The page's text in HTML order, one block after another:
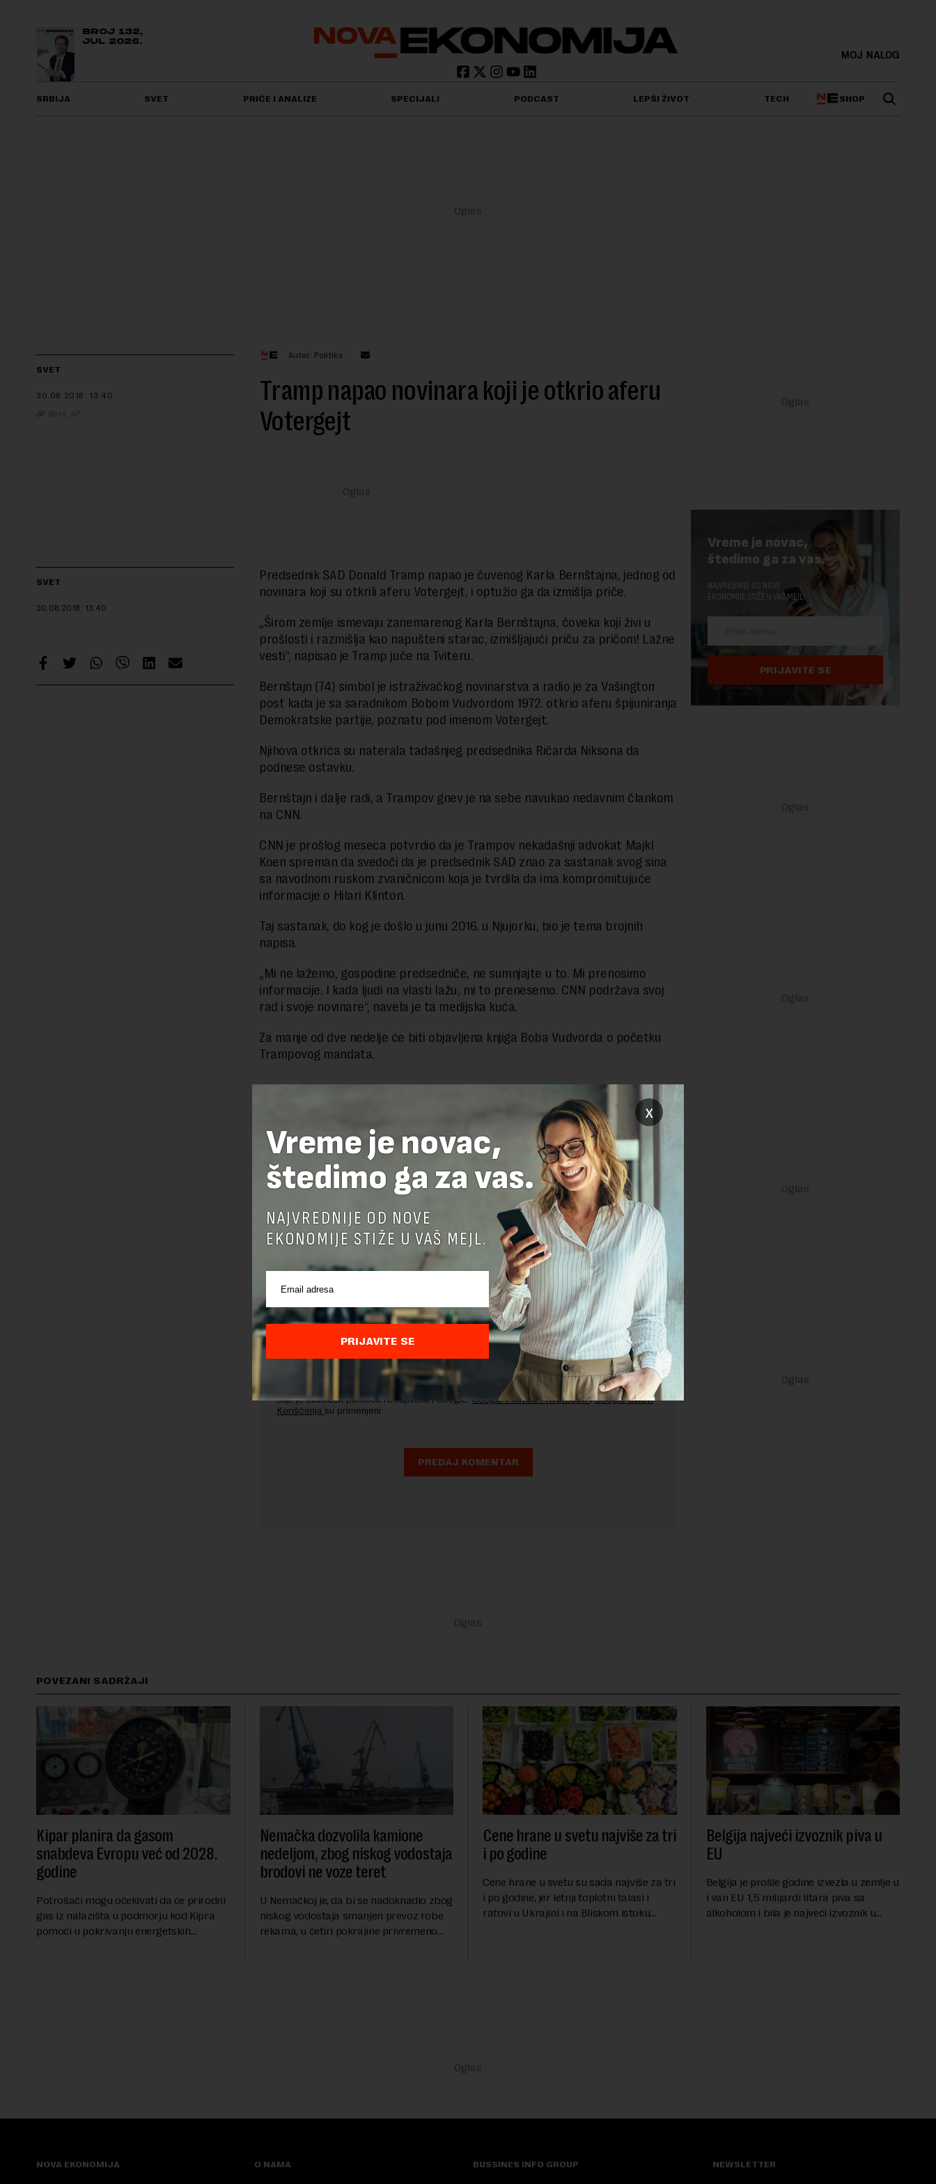
BROJ 132,
JUL 2026.
MOJ NALOG
SRBIJA SVET PRIČE I ANALIZE SPECIJALI PODCAST LEPŠI ŽIVOT TECH SHOP
SVET
30.08.2018. 13:40
Beta, AP
Autor: Politika
Tramp napao novinara koji je otkrio aferu
Votergejt
SVET
30.08.2018. 13:40
Predsednik SAD Donald Tramp napao je čuvenog Karla Bernštajna, jednog od
novinara koji su otkrili aferu Votergejt, i optužio ga da izmišlja priče.
„Širom zemlje ismevaju zanemarenog Karla Bernštajna, čoveka koji živi u
prošlosti i razmišlja kao napušteni starac, izmišljajući priču za pričom! Lažne
vesti“, napisao je Tramp juče na Tviteru.
Bernštajn (74) simbol je istraživačkog novinarstva a radio je za Vašington
post kada je sa saradnikom Bobom Vudvordom 1972. otkrio aferu špijuniranja
Demokratske partije, poznatu pod imenom Votergejt.
Njihova otkrića su naterala tadašnjeg predsednika Ričarda Niksona da
podnese ostavku.
Bernštajn i dalje radi, a Trampov gnev je na sebe navukao nedavnim člankom
na CNN.
CNN je prošlog meseca potvrdio da je Trampov nekadašnji advokat Majkl
Koen spreman da svedoči da je predsednik SAD znao za sastanak svog sina
sa navodnom ruskom zvaničnicom koja je tvrdila da ima kompromitujuće
informacije o Hilari Klinton.
Taj sastanak, do kog je došlo u junu 2016. u Njujorku, bio je tema brojnih
napisa.
„Mi ne lažemo, gospodine predsedniče, ne sumnjajte u to. Mi prenosimo
informacije. I kada ljudi na vlasti lažu, mi to prenesemo. CNN podržava svoj
rad i svoje novinare“, navela je ta medijska kuća.
Za manje od dve nedelje će biti objavljena knjiga Boba Vudvorda o početku
Trampovog mandata.
Preuzimanje delova teksta je dozvoljeno, ali uz obavezno navođenje izvora i uz postavljanje linka
Pre slanja komentara, molimo vas da se upoznate sa
pravilima komentarisanja i pravilima
Sajt je zaštićen pomocu reCaptcha i Google. Google Politika PrivatnostiiGoogle Uslovi
Korišćenja su primenjeni.
Vreme je novac,
štedimo ga za vas.
NAJVREDNIJE OD NOVE
EKONOMIJE STIŽE U VAŠ MEJL.
PRIJAVITE SE
POVEZANI SADRŽAJI
Kipar planira da gasom
snabdeva Evropu već od 2028.
godine
Potrošači mogu očekivati da će prirodni
gas iz nalazišta u podmorju kod Kipra
pomoći u pokrivanju energetskih
Nemačka dozvolila kamione
nedeljom, zbog niskog vodostaja
brodovi ne voze teret
U Nemačkoj je, da bi se nadoknadio zbog
niskog vodostaja smanjen prevoz robe
rekama, u četiri pokrajine privremeno
Cene hrane u svetu najviše za tri
i po godine
Cene hrane u svetu su sada najviše za tri
i po godine, jer letnji toplotni talasi i
ratovi u Ukrajini i na Bliskom istoku
Belgija najveći izvoznik piva u
EU
Belgija je prošle godine izvezla u zemlje u
i van EU 1,5 milijardi litara piva sa
alkoholom i bila je najveći izvoznik u
NOVA EKONOMIJA O NAMA BUSSINES INFO GROUP NEWSLETTER
x
Vreme je novac,
štedimo ga za vas.
NAJVREDNIJE OD NOVE
EKONOMIJE STIŽE U VAŠ MEJL.
PRIJAVITE SE